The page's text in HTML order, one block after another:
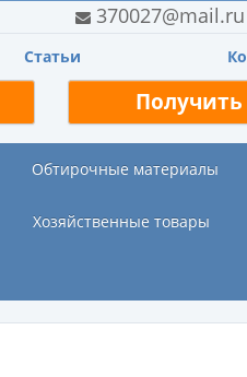
370027@mail.ru
Статьи
Получить
Обтирочные материалы
Хозяйственные товары